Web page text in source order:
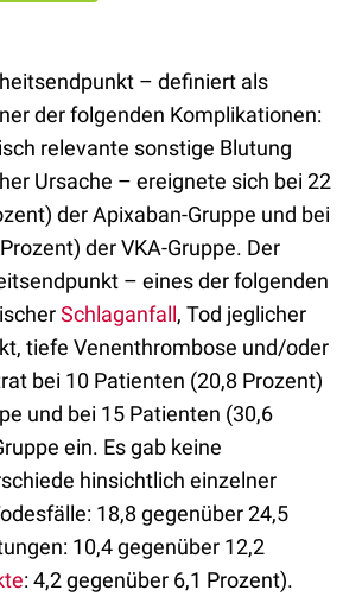
– definiert als
der folgenden Komplikationen:
relevante sonstige Blutung
Ursache – ereignete sich bei 22
der Apixaban-Gruppe und bei
der VKA-Gruppe. Der
– eines der folgenden
Schlaganfall, Tod jeglicher
tiefe Venenthrombose und/oder
bei 10 Patienten (20,8 Prozent)
und bei 15 Patienten (30,6
ein. Es gab keine
hinsichtlich einzelner
18,8 gegenüber 24,5
10,4 gegenüber 12,2
: 4,2 gegenüber 6,1 Prozent).